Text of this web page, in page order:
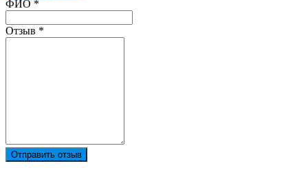
Ваш отзыв был отправлен!
ФИО *
Отзыв *
Отправить отзыв